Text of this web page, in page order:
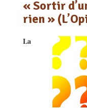
« Sortir
rien »
La